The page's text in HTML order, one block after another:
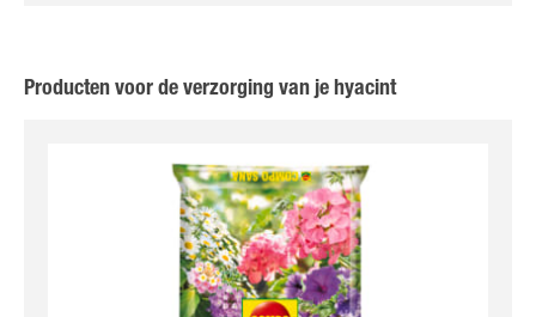
Producten voor de verzorging van je hyacint